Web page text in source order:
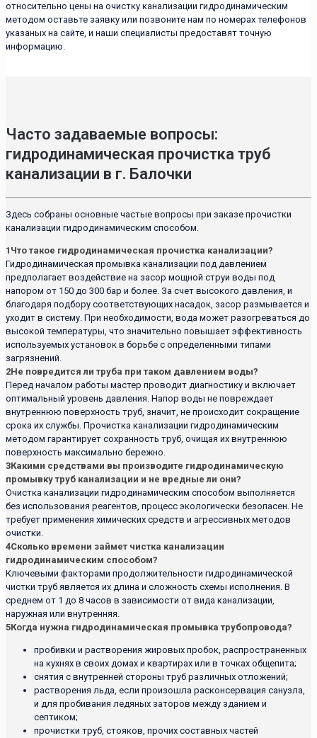
относительно цены на очистку канализации гидродинамическим
методом оставьте заявку или позвоните нам по номерах телефонов
указаных на сайте, и наши специалисты предоставят точную
информацию.
Часто задаваемые вопросы:
гидродинамическая прочистка труб
канализации в г. Балочки
Здесь собраны основные частые вопросы при заказе прочистки
канализации гидродинамическим способом.
1 Что такое гидродинамическая прочистка канализации?
Гидродинамическая промывка канализации под давлением
предполагает воздействие на засор мощной струи воды под
напором от 150 до 300 бар и более. За счет высокого давления, и
благодаря подбору соответствующих насадок, засор размывается и
уходит в систему. При необходимости, вода может разогреваться до
высокой температуры, что значительно повышает эффективность
используемых установок в борьбе с определенными типами
загрязнений.
2Не повредится ли труба при таком давлением воды?
Перед началом работы мастер проводит диагностику и включает
оптимальный уровень давления. Напор воды не повреждает
внутреннюю поверхность труб, значит, не происходит сокращение
срока их службы. Прочистка канализации гидродинамическим
методом гарантирует сохранность труб, очищая их внутреннюю
поверхность максимально бережно.
3Какими средствами вы производите гидродинамическую
промывку труб канализации и не вредные ли они?
Очистка канализации гидродинамическим способом выполняется
без использования реагентов, процесс экологически безопасен. Не
требует применения химических средств и агрессивных методов
очистки.
4Сколько времени займет чистка канализации
гидродинамическим способом?
Ключевыми факторами продолжительности гидродинамической
чистки труб является их длина и сложность схемы исполнения. В
среднем от 1 до 8 часов в зависимости от вида канализации,
наружная или внутренняя.
5Когда нужна гидродинамическая промывка трубопровода?
пробивки и растворения жировых пробок, распространенных
на кухнях в своих домах и квартирах или в точках общепита;
снятия с внутренней стороны труб различных отложений;
растворения льда, если произошла расконсервация санузла,
и для пробивания ледяных заторов между зданием и
септиком;
прочистки труб, стояков, прочих составных частей